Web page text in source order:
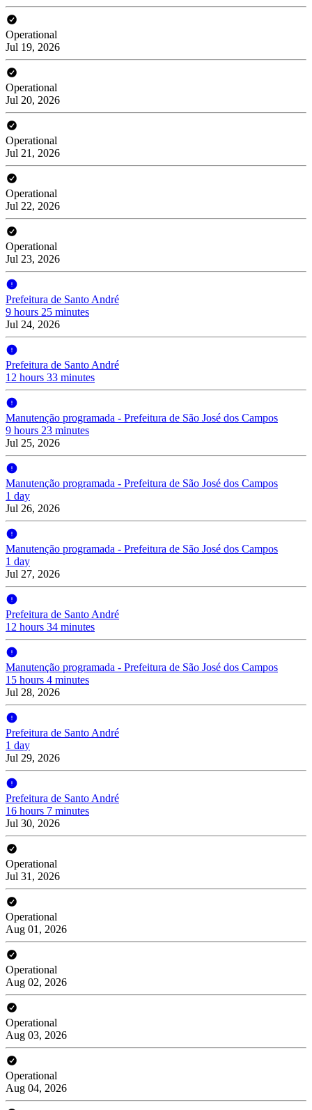
Operational
Jul 19, 2026
Operational
Jul 20, 2026
Operational
Jul 21, 2026
Operational
Jul 22, 2026
Operational
Jul 23, 2026
Prefeitura de Santo André
9 hours 25 minutes
Jul 24, 2026
Prefeitura de Santo André
12 hours 33 minutes
Manutenção programada - Prefeitura de São José dos Campos
9 hours 23 minutes
Jul 25, 2026
Manutenção programada - Prefeitura de São José dos Campos
1 day
Jul 26, 2026
Manutenção programada - Prefeitura de São José dos Campos
1 day
Jul 27, 2026
Prefeitura de Santo André
12 hours 34 minutes
Manutenção programada - Prefeitura de São José dos Campos
15 hours 4 minutes
Jul 28, 2026
Prefeitura de Santo André
1 day
Jul 29, 2026
Prefeitura de Santo André
16 hours 7 minutes
Jul 30, 2026
Operational
Jul 31, 2026
Operational
Aug 01, 2026
Operational
Aug 02, 2026
Operational
Aug 03, 2026
Operational
Aug 04, 2026